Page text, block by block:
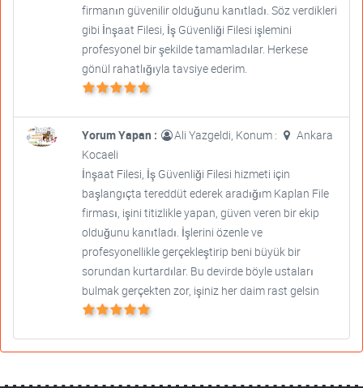
firmanın güvenilir olduğunu kanıtladı. Söz verdikleri
gibi İnşaat Filesi, İş Güvenliği Filesi işlemini
profesyonel bir şekilde tamamladılar. Herkese
gönül rahatlığıyla tavsiye ederim.
Yorum Yapan : Ali Yazgeldi, Konum :
Ankara
Kocaeli
İnşaat Filesi, İş Güvenliği Filesi hizmeti için
başlangıçta tereddüt ederek aradığım Kaplan File
firması, işini titizlikle yapan, güven veren bir ekip
olduğunu kanıtladı. İşlerini özenle ve
profesyonellikle gerçekleştirip beni büyük bir
sorundan kurtardılar. Bu devirde böyle ustaları
bulmak gerçekten zor, işiniz her daim rast gelsin